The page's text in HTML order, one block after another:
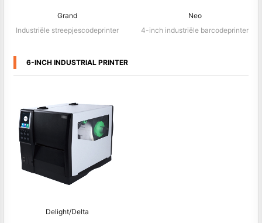
Grand
Industriële streepjescodeprinter
Neo
4-inch industriële barcodeprinter
6-INCH INDUSTRIAL PRINTER
Delight/Delta